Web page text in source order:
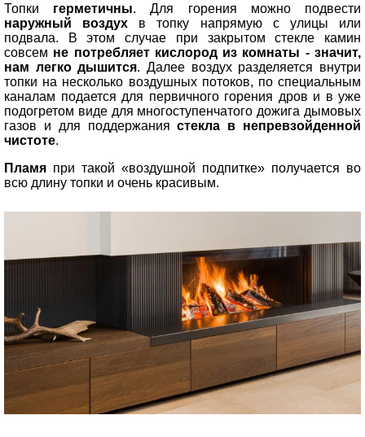
Топки герметичны. Для горения можно подвести
наружный воздух в топку напрямую с улицы или
подвала. В этом случае при закрытом стекле камин
совсем не потребляет кислород из комнаты - значит,
нам легко дышится. Далее воздух разделяется внутри
топки на несколько воздушных потоков, по специальным
каналам подается для первичного горения дров и в уже
подогретом виде для многоступенчатого дожига дымовых
газов и для поддержания стекла в непревзойденной
чистоте.
Пламя при такой «воздушной подпитке» получается во
всю длину топки и очень красивым.